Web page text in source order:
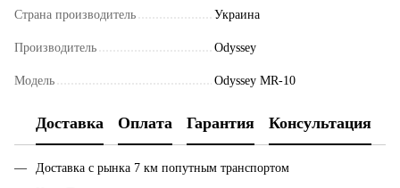
Страна производитель Украина
Производитель Odyssey
Модель Odyssey MR-10
Доставка Оплата Гарантия Консультация
Доставка с рынка 7 км попутным транспортом